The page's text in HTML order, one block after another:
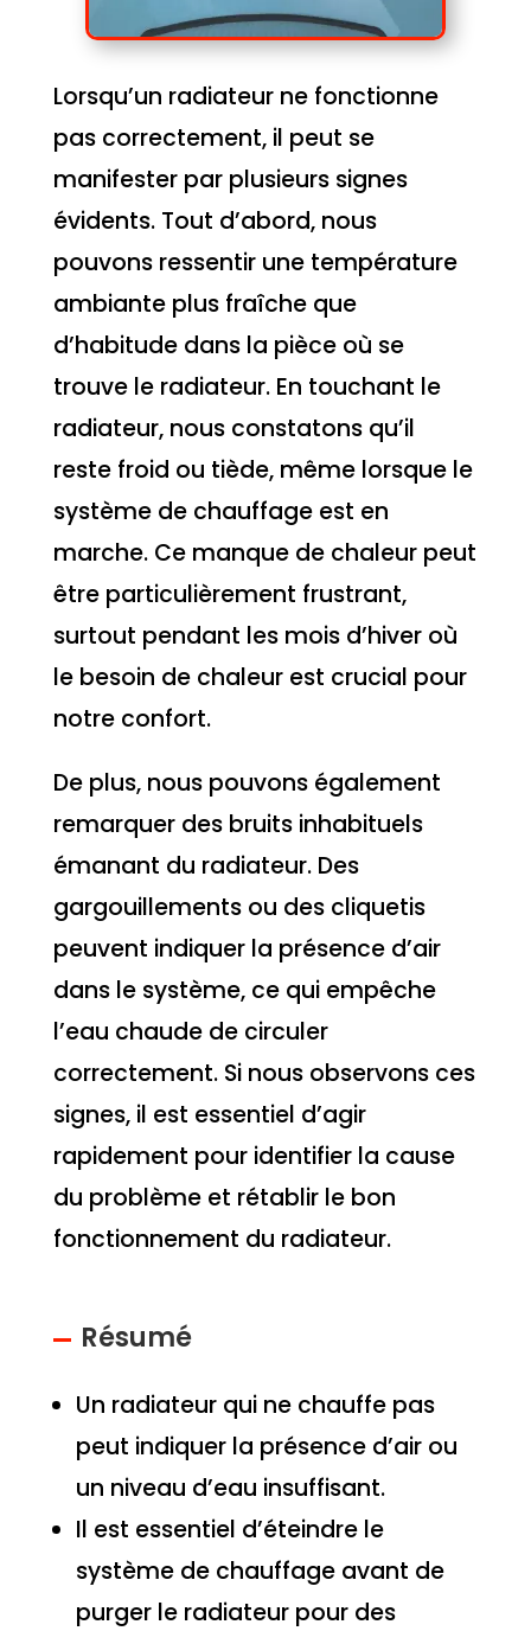
Lorsqu’un radiateur ne fonctionne
pas correctement, il peut se
manifester par plusieurs signes
évidents. Tout d’abord, nous
pouvons ressentir une température
ambiante plus fraîche que
d’habitude dans la pièce où se
trouve le radiateur. En touchant le
radiateur, nous constatons qu’il
reste froid ou tiède, même lorsque le
système de chauffage est en
marche. Ce manque de chaleur peut
être particulièrement frustrant,
surtout pendant les mois d’hiver où
le besoin de chaleur est crucial pour
notre confort.
De plus, nous pouvons également
remarquer des bruits inhabituels
émanant du radiateur. Des
gargouillements ou des cliquetis
peuvent indiquer la présence d’air
dans le système, ce qui empêche
l’eau chaude de circuler
correctement. Si nous observons ces
signes, il est essentiel d’agir
rapidement pour identifier la cause
du problème et rétablir le bon
fonctionnement du radiateur.
Résumé
Un radiateur qui ne chauffe pas
peut indiquer la présence d’air ou
un niveau d’eau insuffisant.
Il est essentiel d’éteindre le
système de chauffage avant de
purger le radiateur pour des